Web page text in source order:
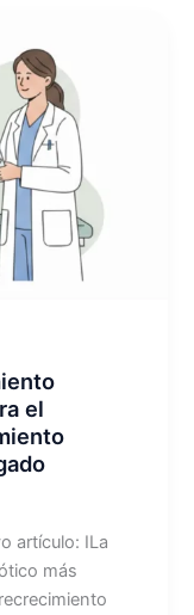
el
artículo: ILa
más